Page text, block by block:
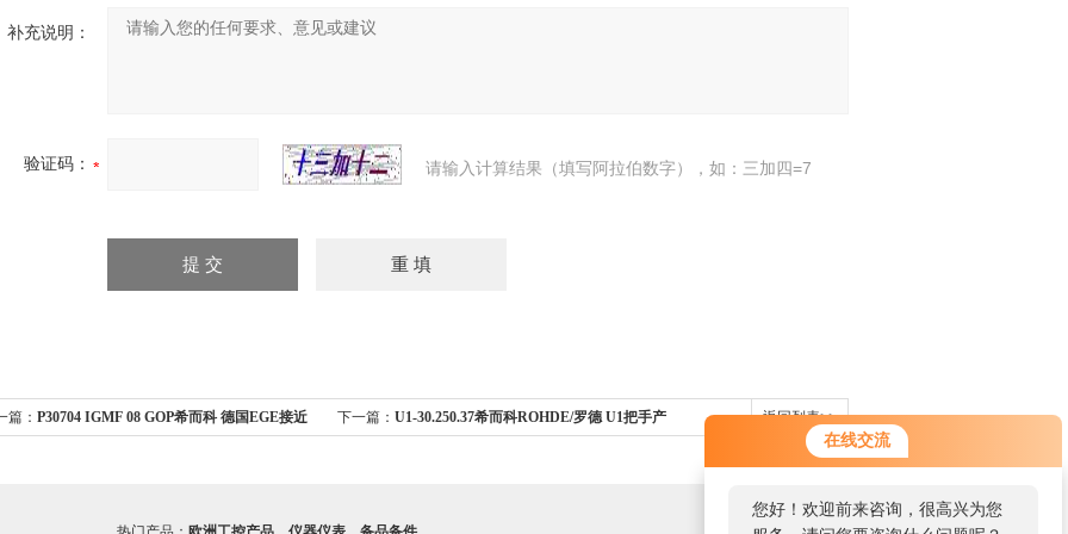
在线交流
您好！欢迎前来咨询，很高兴为您
补充说明：
验证码： 请输入计算结果（填写阿拉伯数字），如：三加四=7
篇： P30704 IGMF 08 GOP希而科 德国EGE接近 下一篇： U1-30.250.37希而科ROHDE/罗德 U1把手产 返回列表>>